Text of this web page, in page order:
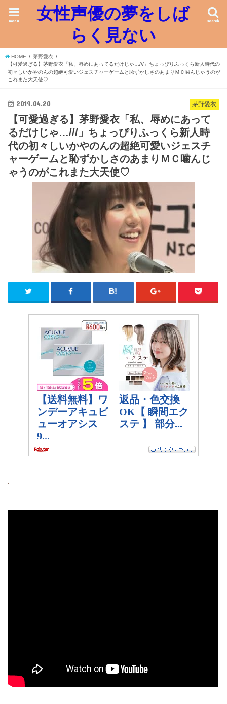
女性声優の夢をしば
らく見ない
search
menu
HOME
茅野愛衣
【可愛過ぎる】茅野愛衣「私、辱めにあってるだけじゃ…///」ちょっぴりふっくら新人時代の
初々しいかやのんの超絶可愛いジェスチャーゲームと恥ずかしさのあまりＭＣ噛んじゃうのが
これまた大天使♡
茅野愛衣
2019.04.20
【可愛過ぎる】茅野愛衣「私、辱めにあって
るだけじゃ…///」ちょっぴりふっくら新人時
代の初々しいかやのんの超絶可愛いジェスチ
ャーゲームと恥ずかしさのあまりＭＣ噛んじ
ゃうのがこれまた大天使♡